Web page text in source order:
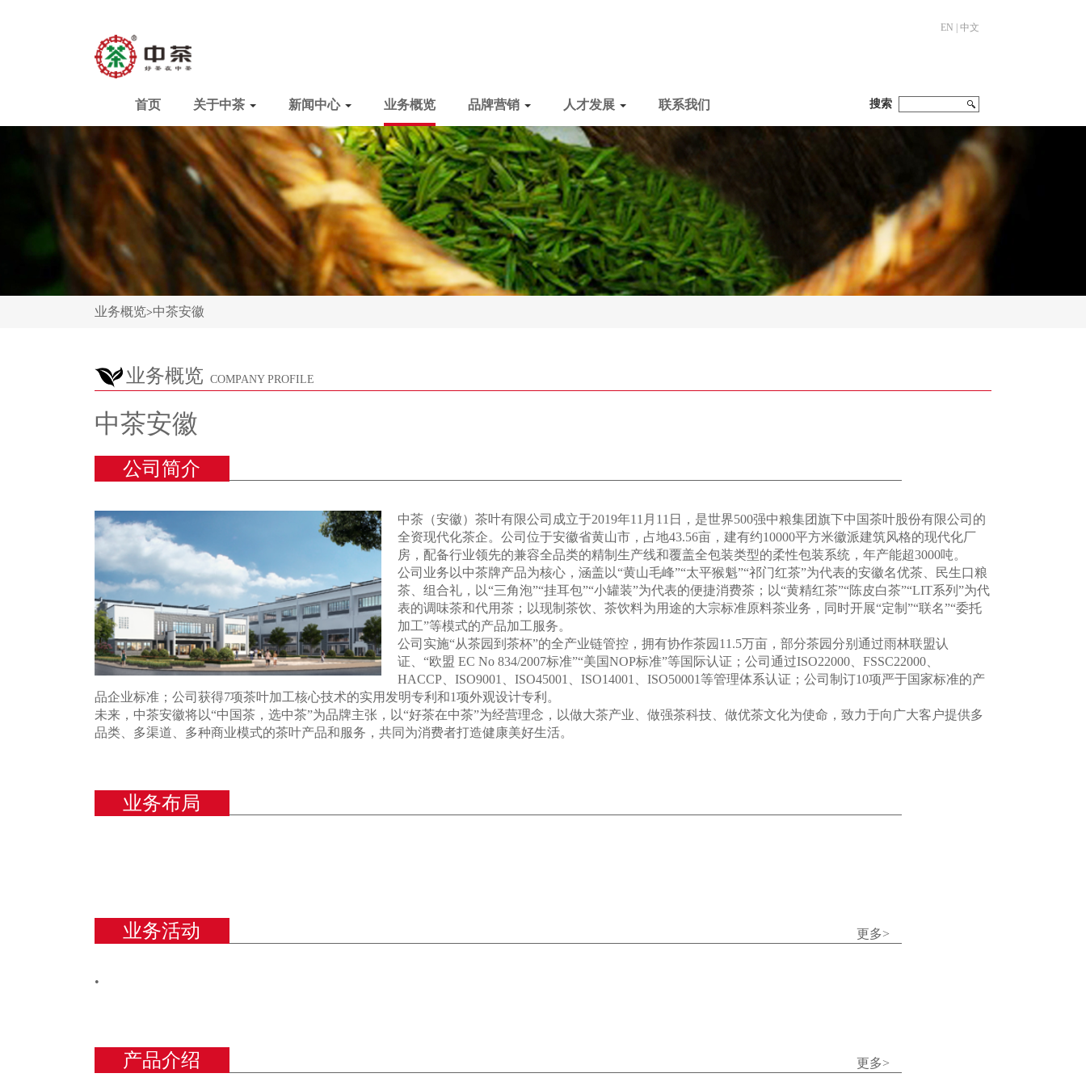
EN 中文
首页 关于中茶 新闻中心 业务概览 品牌营销 人才发展 联系我们 搜索
业务概览>中茶安徽
业务概览 COMPANY PROFILE
中茶安徽
公司简介
中茶（安徽）茶叶有限公司成立于2019年11月11日，是世界500强中粮集团旗下中国茶叶股份有限公司的
全资现代化茶企。公司位于安徽省黄山市，占地43.56亩，建有约10000平方米徽派建筑风格的现代化厂
房，配备行业领先的兼容全品类的精制生产线和覆盖全包装类型的柔性包装系统，年产能超3000吨。
公司业务以中茶牌产品为核心，涵盖以“黄山毛峰”“太平猴魁”“祁门红茶”为代表的安徽名优茶、民生口粮
茶、组合礼，以“三角泡”“挂耳包”“小罐装”为代表的便捷消费茶；以“黄精红茶”“陈皮白茶”“LIT系列”为代
表的调味茶和代用茶；以现制茶饮、茶饮料为用途的大宗标准原料茶业务，同时开展“定制”“联名”“委托
加工”等模式的产品加工服务。
公司实施“从茶园到茶杯”的全产业链管控，拥有协作茶园11.5万亩，部分茶园分别通过雨林联盟认
证、“欧盟 EC No 834/2007标准”“美国NOP标准”等国际认证；公司通过ISO22000、FSSC22000、
HACCP、ISO9001、ISO45001、ISO14001、ISO50001等管理体系认证；公司制订10项严于国家标准的产
品企业标准；公司获得7项茶叶加工核心技术的实用发明专利和1项外观设计专利。
未来，中茶安徽将以“中国茶，选中茶”为品牌主张，以“好茶在中茶”为经营理念，以做大茶产业、做强茶科技、做优茶文化为使命，致力于向广大客户提供多
品类、多渠道、多种商业模式的茶叶产品和服务，共同为消费者打造健康美好生活。
业务布局
业务活动 更多>
•
产品介绍 更多>